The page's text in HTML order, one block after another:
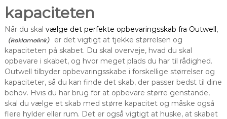
kapaciteten
Når du skal vælge det perfekte opbevaringsskab fra Outwell,
er det vigtigt at tjekke størrelsen og
kapaciteten på skabet. Du skal overveje, hvad du skal
opbevare i skabet, og hvor meget plads du har til rådighed.
Outwell tilbyder opbevaringsskabe i forskellige størrelser og
kapaciteter, så du kan finde det skab, der passer bedst til dine
behov. Hvis du har brug for at opbevare større genstande,
skal du vælge et skab med større kapacitet og måske også
flere hylder eller rum. Det er også vigtigt at huske, at skabet